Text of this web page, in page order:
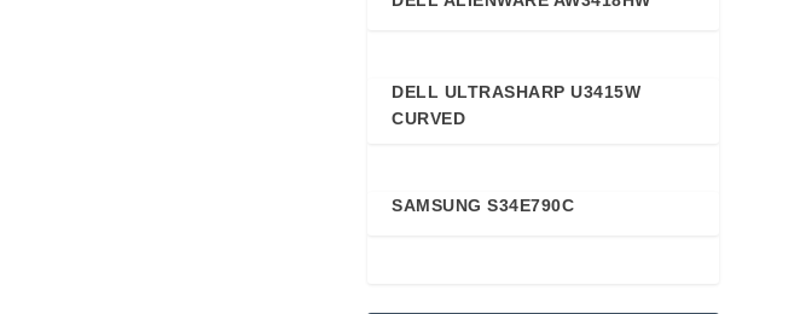
DELL ULTRASHARP U3415W
CURVED
SAMSUNG S34E790C